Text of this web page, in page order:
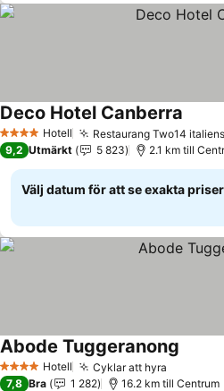
4 StjärnorHotell Restaurang Two14
Deco Hotel Canberra
9,2 Utmärkt 5 823 2.1 km till
Välj datum för att se exakta priser
4 StjärnorHotell Cyklar att hyra
Abode Tuggeranong
7,8 Bra 1 282 16.2 km till Centrum